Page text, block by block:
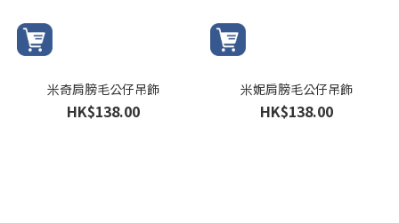
米奇肩膀毛公仔吊飾
HK$138.00
米妮肩膀毛公仔吊飾
HK$138.00